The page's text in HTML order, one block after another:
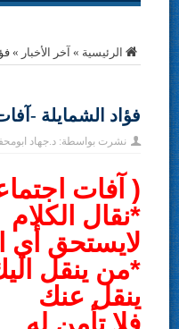
الرئيسية » آخر الأخبار »
فؤاد الشمايلة -
نشرت بواسطة:د.جهاد
( آفات
*نقال الكلام
لايستحق أي
*من ينقل
ينقل عنك